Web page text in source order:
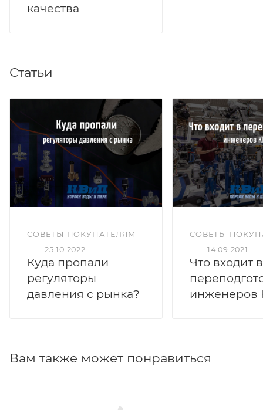
качества
Статьи
СОВЕТЫ ПОКУПАТЕЛЯМ
— 25.10.2022
Куда пропали
регуляторы
давления с рынка?
СОВЕТЫ
— 14.09.2021
Что входит в
Вам также может понравиться